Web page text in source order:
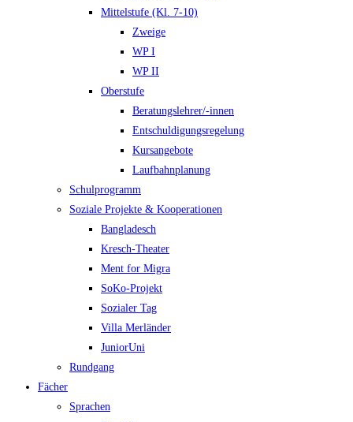
Mittelstufe (Kl. 7-10)
Zweige
WP I
WP II
Oberstufe
Beratungslehrer/-innen
Entschuldigungsregelung
Kursangebote
Laufbahnplanung
Schulprogramm
Soziale Projekte & Kooperationen
Bangladesch
Kresch-Theater
Ment for Migra
SoKo-Projekt
Sozialer Tag
Villa Merländer
JuniorUni
Rundgang
Fächer
Sprachen